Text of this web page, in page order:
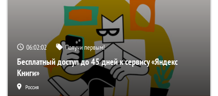
06:02:01 Получи первым!
Бесплатный доступ до 45 дней к сервису «Яндекс
Книги»
Россия